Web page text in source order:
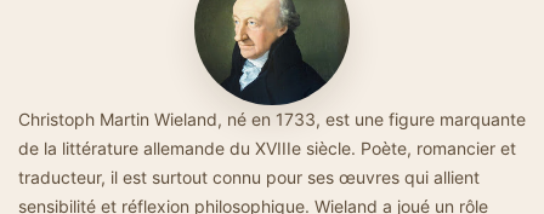
Christoph Martin Wieland, né en 1733, est une figure marquante
de la littérature allemande du XVIIIe siècle. Poète, romancier et
traducteur, il est surtout connu pour ses œuvres qui allient
sensibilité et réflexion philosophique. Wieland a joué un rôle